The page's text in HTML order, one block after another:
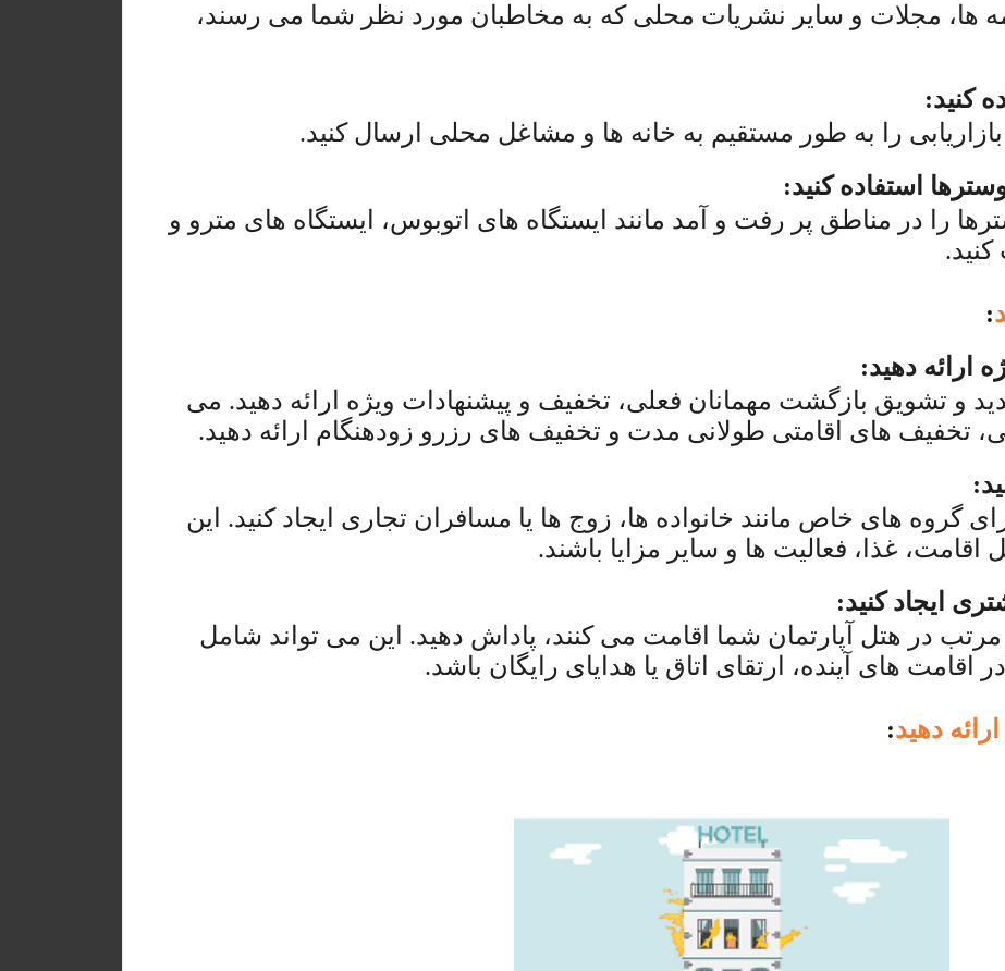
ها، مجلات و سایر نشریات محلی که به مخاطبان مورد نظر شما می رسند،
کنید:
را به طور مستقیم به خانه ها و مشاغل محلی ارسال کنید.
استفاده کنید:
را در مناطق پر رفت و آمد مانند ایستگاه های اتوبوس، ایستگاه های مترو و
:
ارائه دهید:
و تشویق بازگشت مهمانان فعلی، تخفیف و پیشنهادات ویژه ارائه دهید. می
تخفیف های اقامتی طولانی مدت و تخفیف های رزرو زودهنگام ارائه دهید.
گروه های خاص مانند خانواده ها، زوج ها یا مسافران تجاری ایجاد کنید. این
اقامت، غذا، فعالیت ها و سایر مزایا باشند.
ایجاد کنید:
مرتب در هتل آپارتمان شما اقامت می کنند، پاداش دهید. این می تواند شامل
اقامت های آینده، ارتقای اتاق یا هدایای رایگان باشد.
دهید: